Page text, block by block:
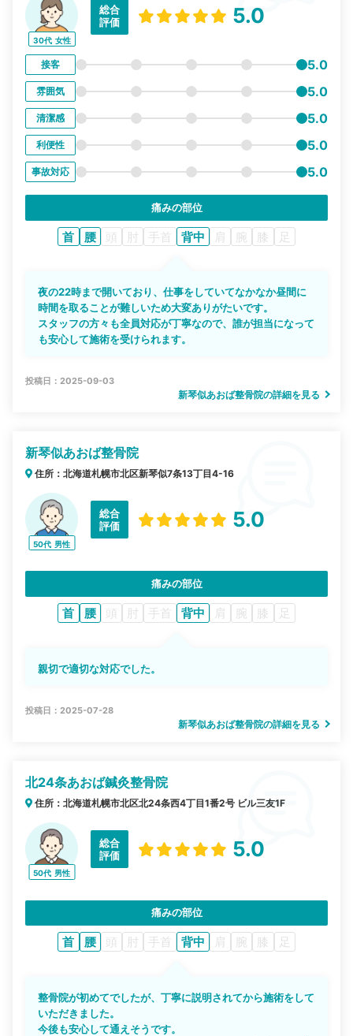
30代 女性
総合
評価
5.0
接客 5.0
雰囲気 5.0
清潔感 5.0
利便性 5.0
事故対応 5.0
痛みの部位
首 腰 頭 肘 手首 背中 肩 腕 膝 足
夜の22時まで開いており、仕事をしていてなかなか昼間に
時間を取ることが難しいため大変ありがたいです。
スタッフの方々も全員対応が丁寧なので、誰が担当になって
も安心して施術を受けられます。
投稿日：2025-09-03
新琴似あおば整骨院の詳細を見る
新琴似あおば整骨院
住所：北海道札幌市北区新琴似7条13丁目4-16
50代 男性
総合
評価
5.0
痛みの部位
首 腰 頭 肘 手首 背中 肩 腕 膝 足
親切で適切な対応でした。
投稿日：2025-07-28
新琴似あおば整骨院の詳細を見る
北24条あおば鍼灸整骨院
住所：北海道札幌市北区北24条西4丁目1番2号 ビル三友1F
50代 男性
総合
評価
5.0
痛みの部位
首 腰 頭 肘 手首 背中 肩 腕 膝 足
整骨院が初めてでしたが、丁寧に説明されてから施術をして
いただきました。
今後も安心して通えそうです。